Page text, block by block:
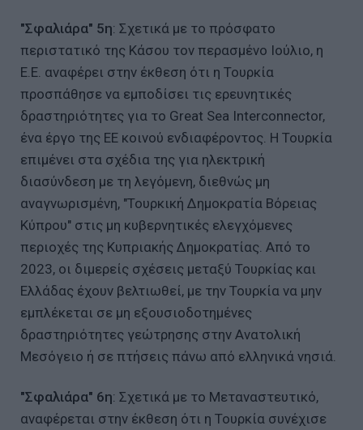
"Σφαλιάρα" 5η: Σχετικά με το πρόσφατο
περιστατικό της Κάσου τον περασμένο Ιούλιο, η
Ε.Ε. αναφέρει στην έκθεση ότι η Τουρκία
προσπάθησε να εμποδίσει τις ερευνητικές
δραστηριότητες για το Great Sea Interconnector,
ένα έργο της ΕΕ κοινού ενδιαφέροντος. Η Τουρκία
επιμένει στα σχέδια της για ηλεκτρική
διασύνδεση με τη λεγόμενη, διεθνώς μη
αναγνωρισμένη, "Τουρκική Δημοκρατία Βόρειας
Κύπρου" στις μη κυβερνητικές ελεγχόμενες
περιοχές της Κυπριακής Δημοκρατίας. Από το
2023, οι διμερείς σχέσεις μεταξύ Τουρκίας και
Ελλάδας έχουν βελτιωθεί, με την Τουρκία να μην
εμπλέκεται σε μη εξουσιοδοτημένες
δραστηριότητες γεώτρησης στην Ανατολική
Μεσόγειο ή σε πτήσεις πάνω από ελληνικά νησιά.
"Σφαλιάρα" 6η: Σχετικά με το Μεταναστευτικό,
αναφέρεται στην έκθεση ότι η Τουρκία συνέχισε